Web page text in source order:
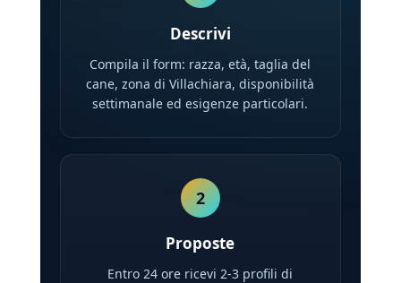
Descrivi
Compila il form: razza, età, taglia del
cane, zona di Villachiara, disponibilità
settimanale ed esigenze particolari.
2
Proposte
Entro 24 ore ricevi 2-3 profili di